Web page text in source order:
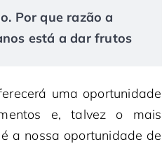
Por que razão a
está a dar frutos
uma oportunidade
e, talvez o mais
a nossa oportunidade de